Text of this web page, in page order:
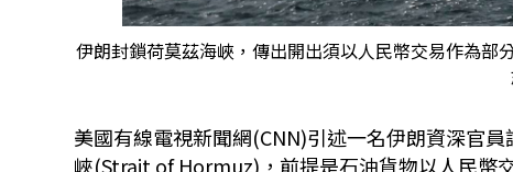
伊朗封鎖荷莫茲海峽，傳出開出須以人民幣交易作為
美國有線電視新聞網(CNN)引述一名伊朗資深官
峽(Strait of Hormuz)，前提是石油貨物以人民幣